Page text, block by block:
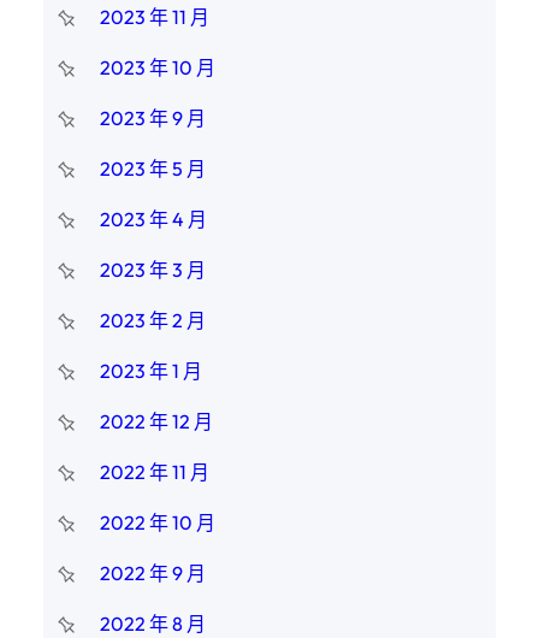
2023 年 11 月
2023 年 10 月
2023 年 9 月
2023 年 5 月
2023 年 4 月
2023 年 3 月
2023 年 2 月
2023 年 1 月
2022 年 12 月
2022 年 11 月
2022 年 10 月
2022 年 9 月
2022 年 8 月